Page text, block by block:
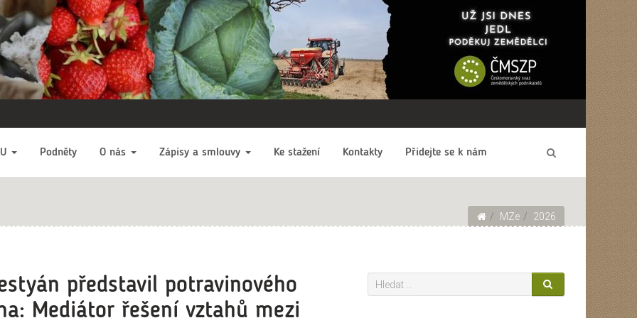
Podněty O nás Zápisy a smlouvy Ke stažení Kontakty Přidejte se k nám
MZe 2026
představil potravinového
Mediátor řešení vztahů mezi